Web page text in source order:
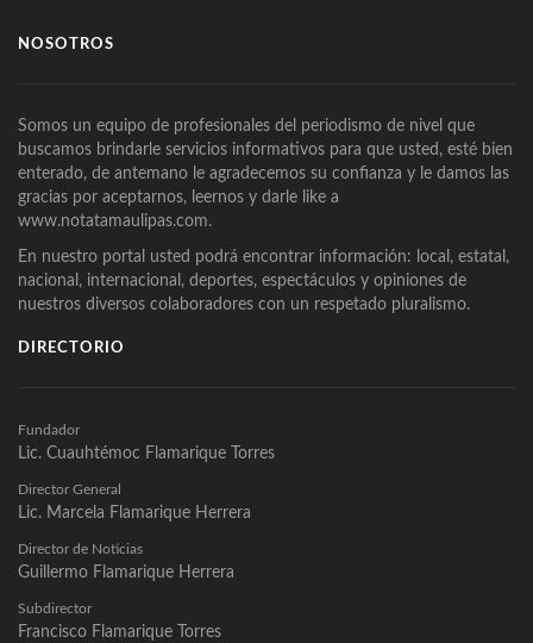
NOSOTROS
Somos un equipo de profesionales del periodismo de nivel que
buscamos brindarle servicios informativos para que usted, esté bien
enterado, de antemano le agradecemos su confianza y le damos las
gracias por aceptarnos, leernos y darle like a
www.notatamaulipas.com.
En nuestro portal usted podrá encontrar información: local, estatal,
nacional, internacional, deportes, espectáculos y opiniones de
nuestros diversos colaboradores con un respetado pluralismo.
DIRECTORIO
Fundador
Lic. Cuauhtémoc Flamarique Torres
Director General
Lic. Marcela Flamarique Herrera
Director de Noticias
Guillermo Flamarique Herrera
Subdirector
Francisco Flamarique Torres